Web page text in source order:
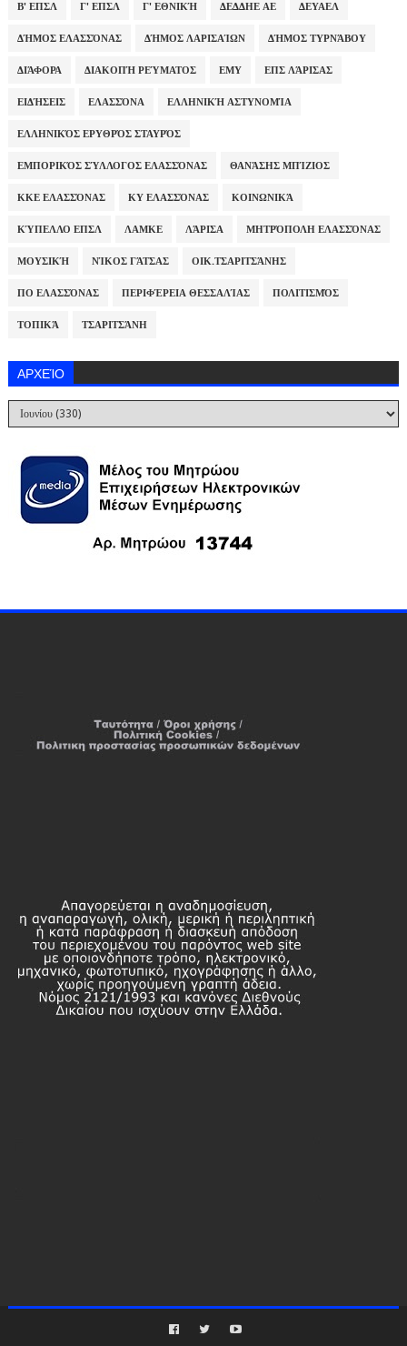
Β' ΕΠΣΛ Γ' ΕΠΣΛ Γ' ΕΘΝΙΚΉ ΔΕΔΔΗΕ ΑΕ ΔΕΥΑΕΛ
ΔΉΜΟΣ ΕΛΑΣΣΌΝΑΣ ΔΉΜΟΣ ΛΑΡΙΣΑΊΩΝ ΔΉΜΟΣ ΤΥΡΝΆΒΟΥ
ΔΙΆΦΟΡΑ ΔΙΑΚΟΠΉ ΡΕΎΜΑΤΟΣ ΕΜΥ ΕΠΣ ΛΆΡΙΣΑΣ
ΕΙΔΉΣΕΙΣ ΕΛΑΣΣΌΝΑ ΕΛΛΗΝΙΚΉ ΑΣΤΥΝΟΜΊΑ
ΕΛΛΗΝΙΚΌΣ ΕΡΥΘΡΌΣ ΣΤΑΥΡΌΣ
ΕΜΠΟΡΙΚΌΣ ΣΎΛΛΟΓΟΣ ΕΛΑΣΣΌΝΑΣ ΘΑΝΆΣΗΣ ΜΠΊΖΙΟΣ
ΚΚΕ ΕΛΑΣΣΌΝΑΣ ΚΥ ΕΛΑΣΣΌΝΑΣ ΚΟΙΝΩΝΙΚΆ
ΚΎΠΕΛΛΟ ΕΠΣΛ ΛΑΜΚΕ ΛΆΡΙΣΑ ΜΗΤΡΌΠΟΛΗ ΕΛΑΣΣΌΝΑΣ
ΜΟΥΣΙΚΉ ΝΊΚΟΣ ΓΆΤΣΑΣ ΟΙΚ.ΤΣΑΡΙΤΣΆΝΗΣ
ΠΟ ΕΛΑΣΣΌΝΑΣ ΠΕΡΙΦΈΡΕΙΑ ΘΕΣΣΑΛΊΑΣ ΠΟΛΙΤΙΣΜΌΣ
ΤΟΠΙΚΆ ΤΣΑΡΙΤΣΆΝΗ
ΑΡΧΕΊΟ